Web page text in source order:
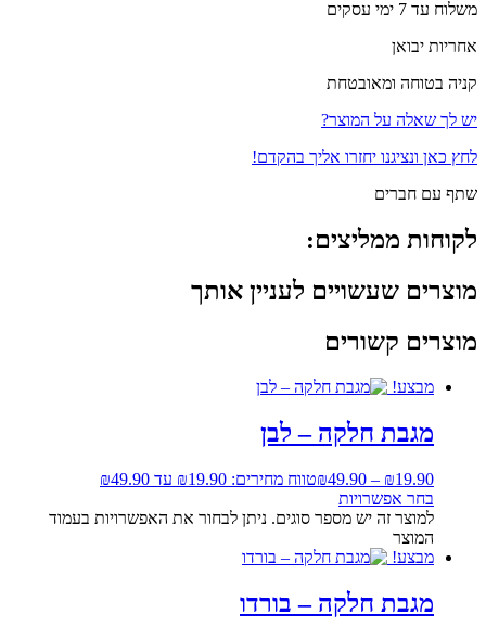
משלוח עד 7 ימי עסקים
אחריות יבואן
קניה בטוחה ומאובטחת
יש לך שאלה על המוצר?
לחץ כאן ונציגנו יחזרו אליך בהקדם!
שתף עם חברים
לקוחות ממליצים:
מוצרים שעשויים לעניין אותך
מוצרים קשורים
מבצע!
מגבת חלקה – לבן
₪19.90
–
₪49.90
טווח מחירים: ⁦₪19.90⁩ עד ⁦₪49.90⁩
בחר אפשרויות
למוצר זה יש מספר סוגים. ניתן לבחור את האפשרויות בעמוד
המוצר
מבצע!
מגבת חלקה – בורדו